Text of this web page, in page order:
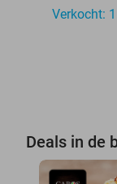
Verkocht:
Deals in de